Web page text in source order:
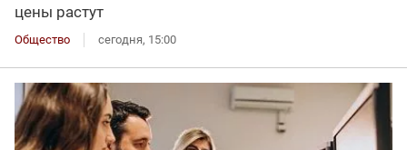
цены растут
Общество сегодня, 15:00